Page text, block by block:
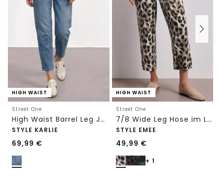
HIGH WAIST
Street One
High Waist Barrel Leg Jeans im Loose Fit
STYLE KARLIE
69,99 €
HIGH WAIST
Street One
7/8 Wide Leg Hose im Loose Fit mit Print
STYLE EMEE
49,99 €
+ 1